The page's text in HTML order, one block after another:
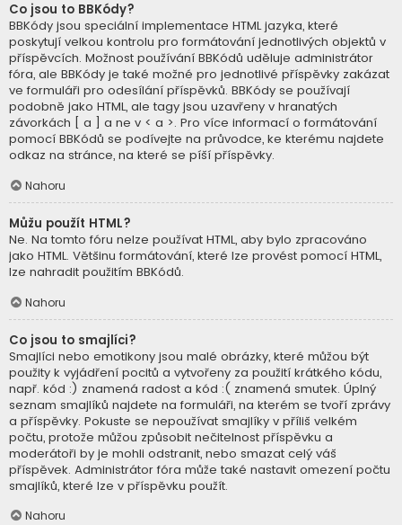
Co jsou to BBKódy?
BBKódy jsou speciální implementace HTML jazyka, které
poskytují velkou kontrolu pro formátování jednotlivých objektů v
příspěvcích. Možnost používání BBKódů uděluje administrátor
fóra, ale BBKódy je také možné pro jednotlivé příspěvky zakázat
ve formuláři pro odesílání příspěvků. BBKódy se používají
podobně jako HTML, ale tagy jsou uzavřeny v hranatých
závorkách [ a ] a ne v < a >. Pro více informací o formátování
pomocí BBKódů se podívejte na průvodce, ke kterému najdete
odkaz na stránce, na které se píší příspěvky.
Nahoru
Můžu použít HTML?
Ne. Na tomto fóru nelze používat HTML, aby bylo zpracováno
jako HTML. Většinu formátování, které lze provést pomocí HTML,
lze nahradit použitím BBKódů.
Nahoru
Co jsou to smajlíci?
Smajlíci nebo emotikony jsou malé obrázky, které můžou být
použity k vyjádření pocitů a vytvořeny za použití krátkého kódu,
např. kód :) znamená radost a kód :( znamená smutek. Úplný
seznam smajlíků najdete na formuláři, na kterém se tvoří zprávy
a příspěvky. Pokuste se nepoužívat smajlíky v příliš velkém
počtu, protože můžou způsobit nečitelnost příspěvku a
moderátoři by je mohli odstranit, nebo smazat celý váš
příspěvek. Administrátor fóra může také nastavit omezení počtu
smajlíků, které lze v příspěvku použít.
Nahoru